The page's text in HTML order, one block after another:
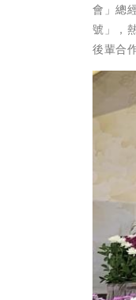
會」總
號」，
後輩合